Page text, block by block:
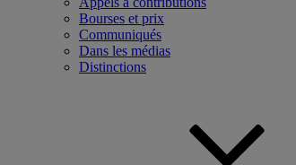
Bourses et prix
Communiqués
Dans les médias
Distinctions